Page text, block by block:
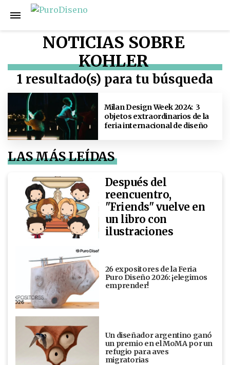
NOTICIAS SOBRE
KOHLER
1 resultado(s) para tu búsqueda
Milan Design Week 2024: 3
objetos extraordinarios de la
feria internacional de diseño
LAS MÁS LEÍDAS
Después del
reencuentro,
"Friends" vuelve en
un libro con
ilustraciones
26 expositores de la Feria
Puro Diseño 2026: ¡elegimos
emprender!
Un diseñador argentino ganó
un premio en el MoMA por un
refugio para aves
migratorias